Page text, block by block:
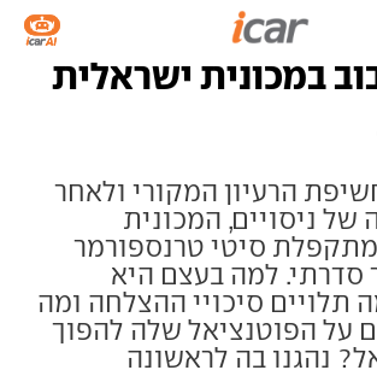
במכונית ישראלית
הרעיון המקורי ולאחר
של ניסויים, המכונית
סיטי טרנספורמר
סדרתי. למה בעצם היא
תלויים סיכויי ההצלחה ומה
על הפוטנציאל שלה להפוך
נהגנו בה לראשונה